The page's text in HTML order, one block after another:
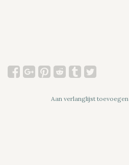
Aan verlanglijst toevoegen